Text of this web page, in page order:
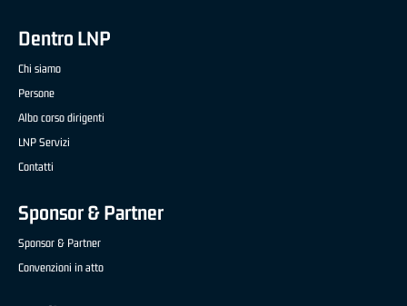
Dentro LNP
Chi siamo
Persone
Albo corso dirigenti
LNP Servizi
Contatti
Sponsor & Partner
Sponsor & Partner
Convenzioni in atto